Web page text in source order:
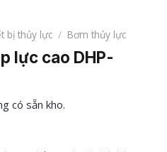
bị thủy lực / Bơm thủy lực
lực cao DHP-
có sẵn kho.